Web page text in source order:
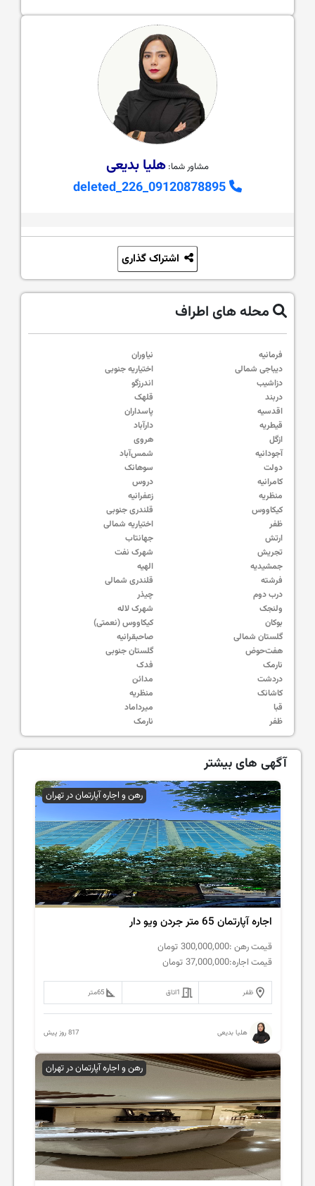
مشاور شما: هلیا بدیعی
محله های اطراف
فرمانیه
نیاوران
دیباجی شمالی
اختیاریه جنوبی
دزاشیب
اندرزگو
دربند
قلهک
اقدسیه
پاسداران
قیطریه
دارآباد
ازگل
هروی
آجودانیه
شمس‌آباد
دولت
سوهانک
کامرانیه
دروس
منظریه
زعفرانیه
کیکاووس
قلندری جنوبی
ظفر
اختیاریه شمالی
ارتش
جهانتاب
تجریش
شهرک نفت
جمشیدیه
الهیه
فرشته
قلندری شمالی
درب دوم
چیذر
ولنجک
شهرک لاله
بوکان
کیکاووس (نعمتی)
گلستان شمالی
صاحبقرانیه
هفت‌حوض
گلستان جنوبی
نارمک
فدک
دردشت
مدائن
کاشانک
منظریه
قبا
میرداماد
ظفر
نارمک
آگهی های بیشتر
رهن و اجاره آپارتمان در تهران
اجاره آپارتمان 65 متر جردن ویو دار
قیمت رهن :300,000,000 تومان
قیمت اجاره:37,000,000 تومان
ظفر 1اتاق 65متر
هلیا بدیعی 817 روز پیش
رهن و اجاره آپارتمان در تهران